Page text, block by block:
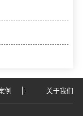
例 } 关于我们